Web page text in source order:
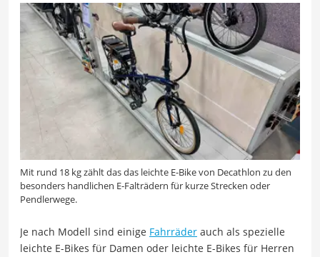
Mit rund 18 kg zählt das das leichte E-Bike von Decathlon zu den
besonders handlichen E-Falträdern für kurze Strecken oder
Pendlerwege.
Je nach Modell sind einige Fahrräder auch als spezielle
leichte E-Bikes für Damen oder leichte E-Bikes für Herren